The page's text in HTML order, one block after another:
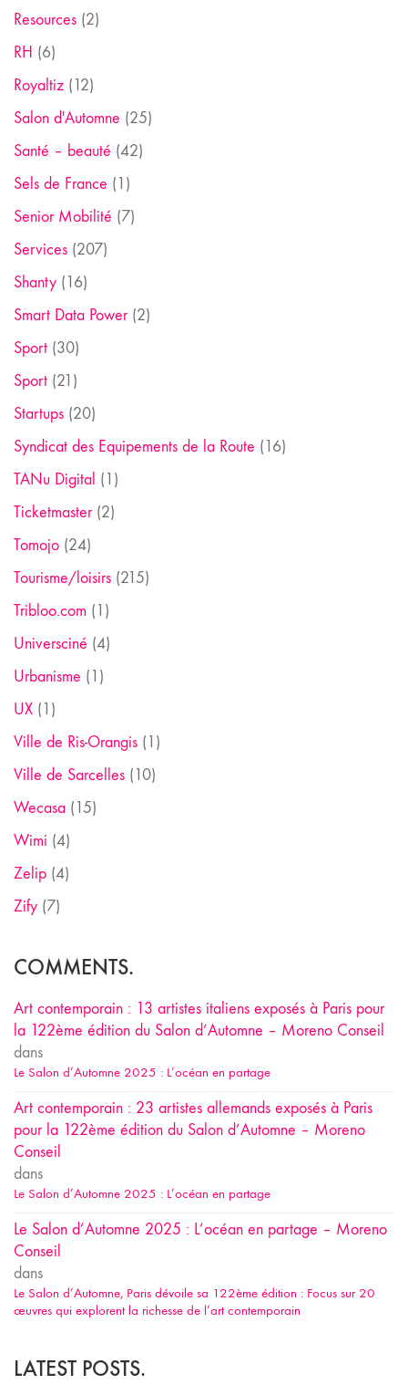
Resources (2)
RH (6)
Royaltiz (12)
Salon d'Automne (25)
Santé – beauté (42)
Sels de France (1)
Senior Mobilité (7)
Services (207)
Shanty (16)
Smart Data Power(2)
Sport (30)
Sport (21)
Startups (20)
Syndicat des Equipements de la Route (16)
TANu Digital (1)
Ticketmaster(2)
Tomojo (24)
Tourisme/loisirs (215)
Tribloo.com (1)
Universciné (4)
Urbanisme (1)
UX (1)
Ville de Ris-Orangis (1)
Ville de Sarcelles (10)
Wecasa (15)
Wimi (4)
Zelip (4)
Zify (7)
COMMENTS.
Art contemporain : 13 artistes italiens exposés à Paris pour
la 122ème édition du Salon d’Automne – Moreno Conseil
dans
Le Salon d’Automne 2025 : L’océan en partage
Art contemporain : 23 artistes allemands exposés à Paris
pour la 122ème édition du Salon d’Automne – Moreno
Conseil
dans
Le Salon d’Automne 2025 : L’océan en partage
Le Salon d’Automne 2025 : L’océan en partage – Moreno
Conseil
dans
Le Salon d’Automne, Paris dévoile sa 122ème édition : Focus sur 20
œuvres qui explorent la richesse de l’art contemporain
LATEST POSTS.